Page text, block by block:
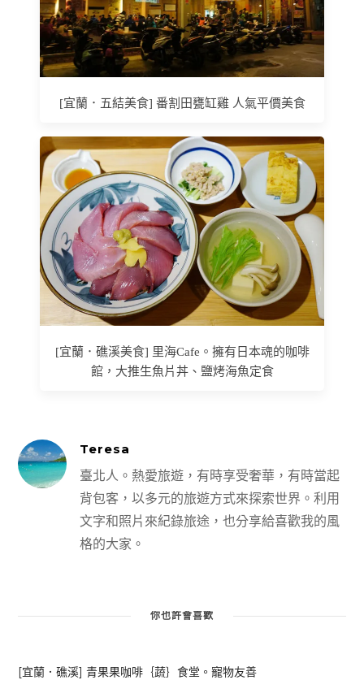
[宜蘭．五結美食] 番割田甕缸雞 人氣平價美食
[宜蘭．礁溪美食] 里海Cafe。擁有日本魂的咖啡
館，大推生魚片丼、鹽烤海魚定食
Teresa
臺北人。熱愛旅遊，有時享受奢華，有時當起
背包客，以多元的旅遊方式來探索世界。利用
文字和照片來紀錄旅途，也分享給喜歡我的風
格的大家。
你也許會喜歡
[宜蘭．礁溪] 青果果咖啡｛蔬｝食堂。寵物友善